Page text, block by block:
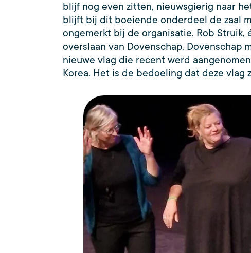
blijf nog even zitten, nieuwsgierig naar
blijft bij dit boeiende onderdeel de zaal
ongemerkt bij de organisatie. Rob
overslaan van Dovenschap.
nieuwe vlag die recent werd
Korea. Het is de bedoeling dat deze